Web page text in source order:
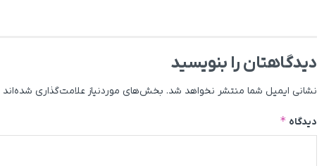
دیدگاهتان را بنویسید
نشانی ایمیل شما منتشر نخواهد شد. بخش‌های موردنیاز علامت‌گذاری شده‌اند
دیدگاه *